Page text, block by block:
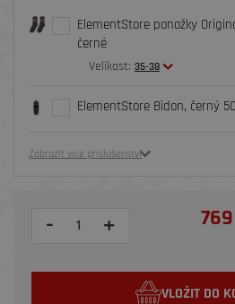
ElementStore ponožky
černé
Velikost: 35-38
ElementStore Bidon, černý
Zobrazit více příslušenství
- +
VLOŽIT DO